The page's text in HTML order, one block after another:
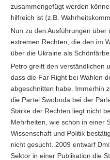
zusammengefügt werden
hilfreich ist (z.B.
Nun zu den Ausführungen
extremen Rechten, die den im
über die Ukraine als
Petro greift den verständlichen
dass die Far Right bei Wahlen
abgeschnitten habe. Immerhin
die Partei Swoboda bei der
Stärke der Rechten liegt nicht
Mehrheiten, wie schon in einer
Wissenschaft und Politik
nicht gesucht. 2009 entwarf
Sektor in einer Publikation die